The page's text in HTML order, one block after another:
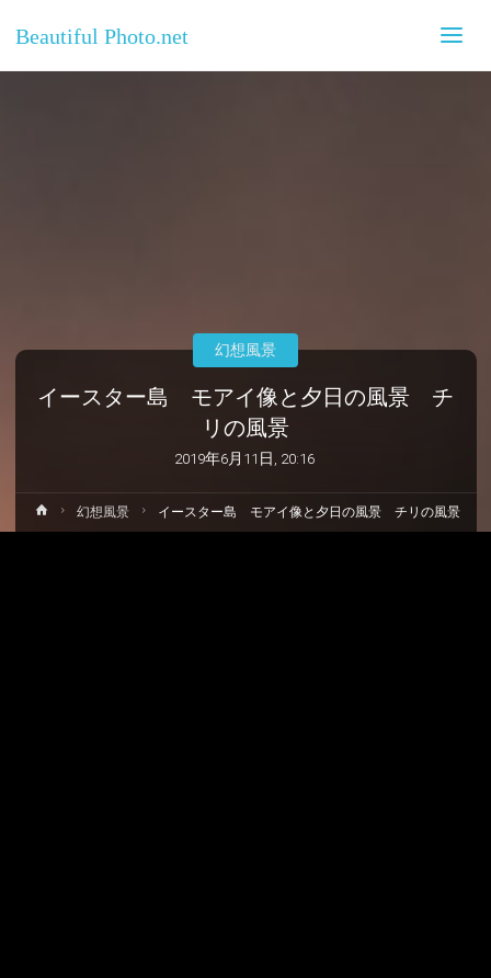
Beautiful Photo.net
イースター島 モアイ像と夕日の風景 チ
リの風景
2019年6月11日, 20:16
幻想風景
ホ
ー
幻想風景 イースター島 モアイ像と夕日の風景 チリの風景